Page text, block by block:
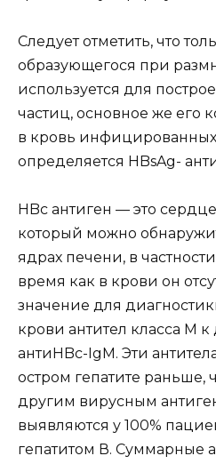
Следует отметить, что
образующегося при
используется для
частиц, основное же его
в кровь
определяется HBsAg-
HBc антиген — это
который можно
ядрах печени, в
время как в крови он
значение для
крови антител класса М
антиHBc-IgM. Эти
остром гепатите раньше,
другим вирусным
выявляются у 100%
гепатитом В. Суммарные